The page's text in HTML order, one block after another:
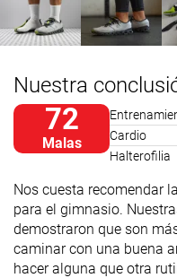
Nuestra
72
Malas
Cardio
Halterofilia
Nos cuesta recomendar
para el gimnasio.
demostraron que son
caminar con una buena
hacer alguna que otra